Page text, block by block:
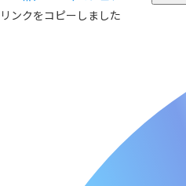
リンクをコピーしました